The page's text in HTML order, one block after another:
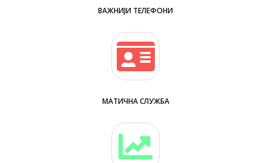
ВАЖНИЈИ ТЕЛЕФОНИ
МАТИЧНА СЛУЖБА